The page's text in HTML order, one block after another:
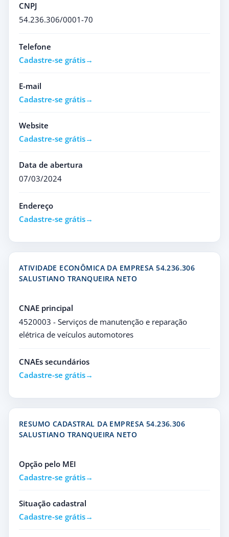
CNPJ
54.236.306/0001-70
Telefone
Cadastre-se grátis
E-mail
Cadastre-se grátis
Website
Cadastre-se grátis
Data de abertura
07/03/2024
Endereço
Cadastre-se grátis
ATIVIDADE ECONÔMICA DA EMPRESA 54.236.306
SALUSTIANO TRANQUEIRA NETO
CNAE principal
4520003 - Serviços de manutenção e reparação
elétrica de veículos automotores
CNAEs secundários
Cadastre-se grátis
RESUMO CADASTRAL DA EMPRESA 54.236.306
SALUSTIANO TRANQUEIRA NETO
Opção pelo MEI
Cadastre-se grátis
Situação cadastral
Cadastre-se grátis